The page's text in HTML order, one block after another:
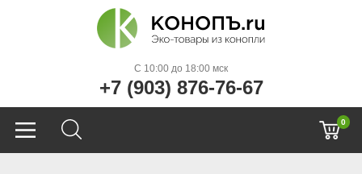
C 10:00 до 18:00 мск
+7 (903) 876-76-67
0